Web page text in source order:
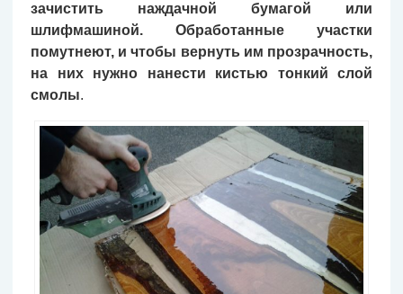
зачистить наждачной бумагой или
шлифмашиной. Обработанные участки
помутнеют, и чтобы вернуть им прозрачность,
на них нужно нанести кистью тонкий слой
смолы.